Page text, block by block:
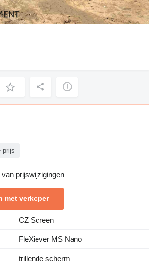
prijs
prijswijzigingen
met verkoper
CZ Screen
FleXiever MS Nano
trillende scherm